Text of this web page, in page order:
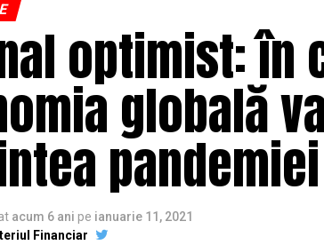
optimist: în
globală
pandemiei
acum 6 ani pe ianuarie 11, 2021
Financiar